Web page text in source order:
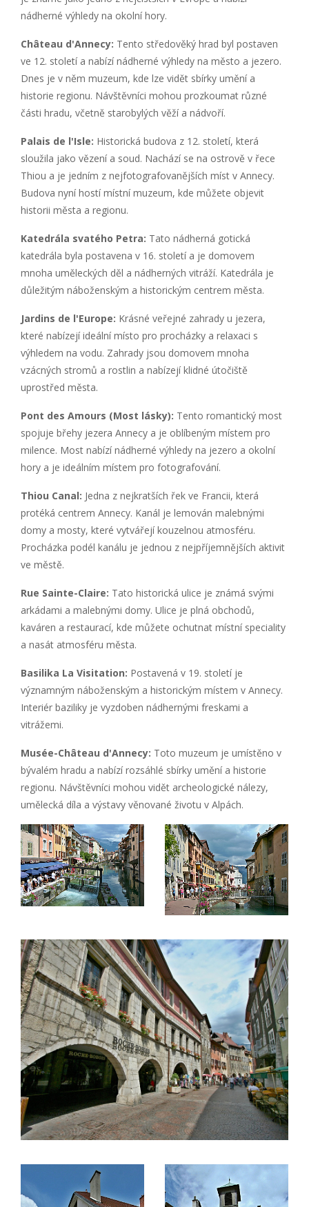
nádherné výhledy na okolní hory.
Château d'Annecy: Tento středověký hrad byl postaven
ve 12. století a nabízí nádherné výhledy na město a jezero.
Dnes je v něm muzeum, kde lze vidět sbírky umění a
historie regionu. Návštěvníci mohou prozkoumat různé
části hradu, včetně starobylých věží a nádvoří.
Palais de l'Isle: Historická budova z 12. století, která
sloužila jako vězení a soud. Nachází se na ostrově v řece
Thiou a je jedním z nejfotografovanějších míst v Annecy.
Budova nyní hostí místní muzeum, kde můžete objevit
historii města a regionu.
Katedrála svatého Petra: Tato nádherná gotická
katedrála byla postavena v 16. století a je domovem
mnoha uměleckých děl a nádherných vitráží. Katedrála je
důležitým náboženským a historickým centrem města.
Jardins de l'Europe: Krásné veřejné zahrady u jezera,
které nabízejí ideální místo pro procházky a relaxaci s
výhledem na vodu. Zahrady jsou domovem mnoha
vzácných stromů a rostlin a nabízejí klidné útočiště
uprostřed města.
Pont des Amours (Most lásky): Tento romantický most
spojuje břehy jezera Annecy a je oblíbeným místem pro
milence. Most nabízí nádherné výhledy na jezero a okolní
hory a je ideálním místem pro fotografování.
Thiou Canal: Jedna z nejkratších řek ve Francii, která
protéká centrem Annecy. Kanál je lemován malebnými
domy a mosty, které vytvářejí kouzelnou atmosféru.
Procházka podél kanálu je jednou z nejpříjemnějších aktivit
ve městě.
Rue Sainte-Claire: Tato historická ulice je známá svými
arkádami a malebnými domy. Ulice je plná obchodů,
kaváren a restaurací, kde můžete ochutnat místní speciality
a nasát atmosféru města.
Basilika La Visitation: Postavená v 19. století je
významným náboženským a historickým místem v Annecy.
Interiér baziliky je vyzdoben nádhernými freskami a
vitrážemi.
Musée-Château d'Annecy: Toto muzeum je umístěno v
bývalém hradu a nabízí rozsáhlé sbírky umění a historie
regionu. Návštěvníci mohou vidět archeologické nálezy,
umělecká díla a výstavy věnované životu v Alpách.